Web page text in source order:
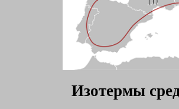
Изотермы